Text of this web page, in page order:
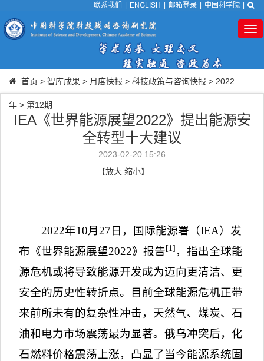
联系我们 ENGLISH 邮箱登录 中国科学院
首页 > 智库成果 > 月度快报 > 科技政策与咨询快报 > 2022
年 > 第12期
IEA《世界能源展望2022》提出能源安
全转型十大建议
2023-02-20 15:26
【放大 缩小】
2022年10月 27 日，国际能源署（IEA）发
布《世界能源展望2022》报告 [1] ，指出全球能
源危机或将导致能源开发成为迈向更清洁、更
安全的历史性转折点。目前全球能源危机正带
来前所未有的复杂性冲击，天然气、煤炭、石
油和电力市场震荡最为显著。俄乌冲突后，化
石燃料价格震荡上涨，凸显了当今能源系统固